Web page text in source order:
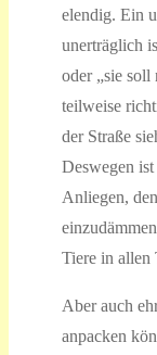
elendig. Ein
unerträglich
oder „sie soll
teilweise
der Straße
Deswegen
Anliegen,
Tiere in allen
Aber auch
anpacken